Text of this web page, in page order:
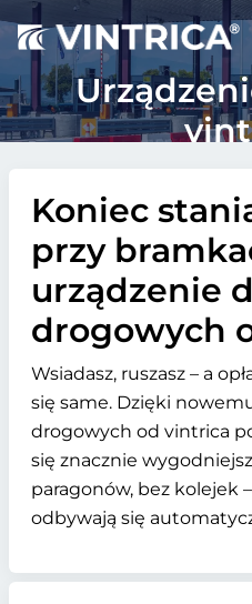
Koniec
przy
urządzenie
drogowych
Wsiadasz, ruszasz – a
się same. Dzięki
drogowych od vintrica
się znacznie
paragonów, bez kolejek
odbywają się